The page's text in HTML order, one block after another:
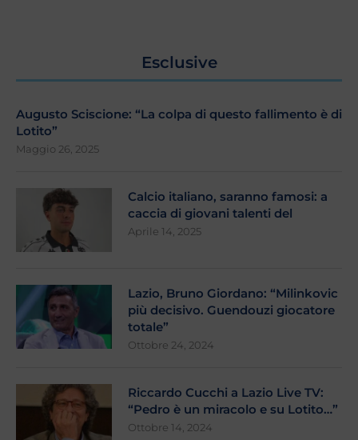
Esclusive
Augusto Sciscione: “La colpa di questo fallimento è di
Lotito”
Maggio 26, 2025
Calcio italiano, saranno famosi: a
caccia di giovani talenti del
Aprile 14, 2025
Lazio, Bruno Giordano: “Milinkovic
più decisivo. Guendouzi giocatore
totale”
Ottobre 24, 2024
Riccardo Cucchi a Lazio Live TV:
“Pedro è un miracolo e su Lotito…”
Ottobre 14, 2024